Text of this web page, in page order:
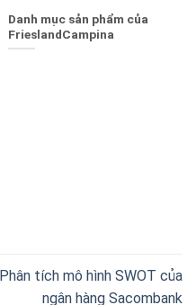
Danh mục sản phẩm của
FrieslandCampina
Phân tích mô hình SWOT của
ngân hàng Sacombank